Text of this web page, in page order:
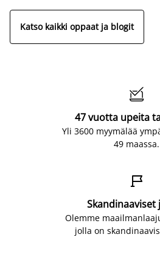
Katso kaikki oppaat ja blogit

47 vuotta upeita
Yli 3600 myymälää
49 maassa.

Skandinaaviset
Olemme
jolla on